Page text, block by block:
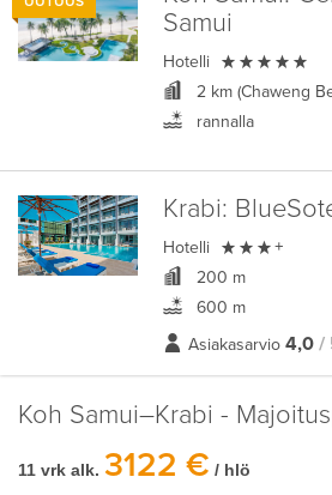
Samui
Hotelli 
2 km (Chaweng
rannalla
Krabi:
Hotelli  +
200 m
600 m
Asiakasarvio 4,0 /
Koh Samui–Krabi -
11 vrk alk. 3122 € / hlö